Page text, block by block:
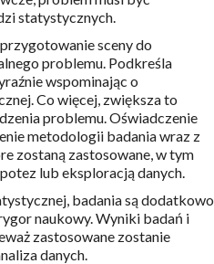
statystycznych.
sceny do
problemu. Podkreśla
wspominając o
Co więcej, zwiększa to
problemu. Oświadczenie
metodologii badania wraz z
zostaną zastosowane, w tym
lub eksploracją danych.
badania są dodatkowo
naukowy. Wyniki badań i
zastosowane zostanie
danych.